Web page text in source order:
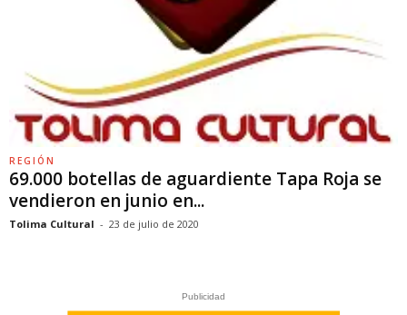
REGIÓN
69.000 botellas de aguardiente Tapa Roja se
vendieron en junio en...
Tolima Cultural - 23 de julio de 2020
Publicidad